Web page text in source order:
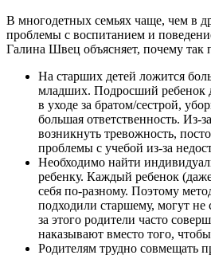
В многодетных семьях чаще, чем в
проблемы с воспитанием и
Галина Швец объясняет, почему так
На старших детей ложится
младших. Подросший ребенок
в уходе за братом/сестрой,
большая ответственность. Из-
возникнуть тревожность,
проблемы с учебой из-за
Необходимо найти
ребенку. Каждый ребенок
себя по-разному. Поэтому
подходили старшему, могут
за этого родители часто
наказывают вместо того,
Родителям трудно совмещать